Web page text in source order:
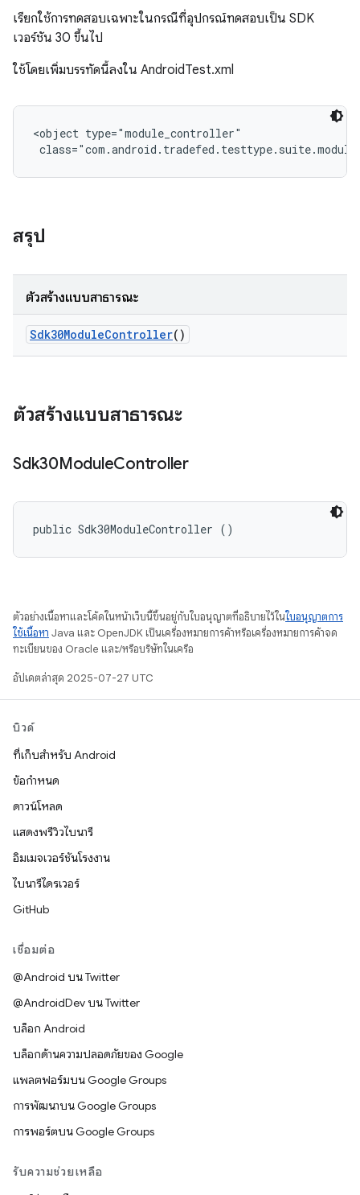
เรียกใช้การทดสอบเฉพาะในกรณีที่อุปกรณ์ทดสอบเป็น SDK
เวอร์ชัน 30 ขึ้นไป
ใช้โดยเพิ่มบรรทัดนี้ลงใน AndroidTest.xml
<object type="module_controller"
สรุป
ตัวสร้างแบบสาธารณะ
Sdk30ModuleController()
ตัวสร้างแบบสาธารณะ
Sdk30ModuleController
public Sdk30ModuleController ()
ตัวอย่างเนื้อหาและโค้ดในหน้าเว็บนี้ขึ้นอยู่กับใบอนุญาตที่อธิบายไว้ในใบอนุญาตการ
ใช้เนื้อหา Java และ OpenJDK เป็นเครื่องหมายการค้าหรือเครื่องหมายการค้าจด
ทะเบียนของ Oracle และ/หรือบริษัทในเครือ
อัปเดตล่าสุด 2025-07-27 UTC
บิวด์
ที่เก็บสำหรับ Android
ข้อกำหนด
ดาวน์โหลด
แสดงพรีวิวไบนารี
อิมเมจเวอร์ชันโรงงาน
ไบนารีไดรเวอร์
GitHub
เชื่อมต่อ
@Android บน Twitter
@AndroidDev บน Twitter
บล็อก Android
บล็อกด้านความปลอดภัยของ Google
แพลตฟอร์มบน Google Groups
การพัฒนาบน Google Groups
การพอร์ตบน Google Groups
รับความช่วยเหลือ